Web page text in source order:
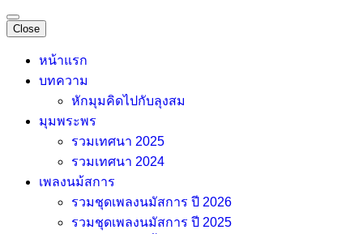
Close
หน้าแรก
บทความ
หักมุมคิดไปกับลุงสม
มุมพระพร
รวมเทศนา 2025
รวมเทศนา 2024
เพลงนม้สการ
รวมชุดเพลงนมัสการ ปี 2026
รวมชุดเพลงนมัสการ ปี 2025